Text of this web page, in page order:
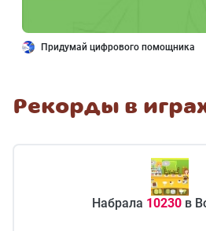
Придумай цифрового помощника
Рекорды в
Набрала 10230в